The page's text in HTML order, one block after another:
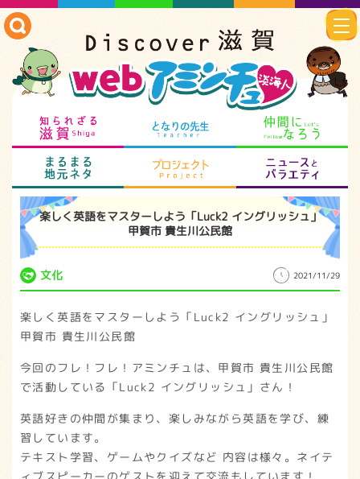
知られざる滋賀 となりの先生
まるまる地元ネタ プロジェクト
楽しく英語をマスターしよう「Luck2 イングリッシュ」
甲賀市 貴生川公民館
文化 2021/11/29
楽しく英語をマスターしよう「Luck2 イングリッシュ」
甲賀市 貴生川公民館
今回のフレ！フレ！アミンチュは、甲賀市 貴生川公民館
で活動している「Luck2 イングリッシュ」さん！
英語好きの仲間が集まり、楽しみながら英語を学び、練
習しています。
テキスト学習、ゲームやクイズなど 内容は様々。ネイテ